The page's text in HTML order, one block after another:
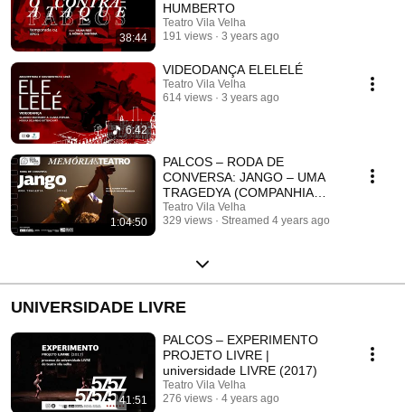
38:44
HUMBERTO
Teatro Vila Velha
191 views
3 years ago
6:42
VIDEODANÇA ELELELÉ
Teatro Vila Velha
614 views
3 years ago
1:04:50
PALCOS – RODA DE
CONVERSA: JANGO – UMA
TRAGEDYA (COMPANHIA
TEATRO DOS NOVOS – 2018)
Teatro Vila Velha
329 views
Streamed 4 years ago
UNIVERSIDADE LIVRE
41:51
PALCOS – EXPERIMENTO
PROJETO LIVRE |
universidade LIVRE (2017)
Teatro Vila Velha
276 views
4 years ago